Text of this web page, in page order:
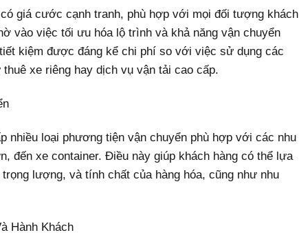
giá cước cạnh tranh, phù hợp với mọi đối tượng khách
vào việc tối ưu hóa lộ trình và khả năng vận chuyển
kiệm được đáng kể chi phí so với việc sử dụng các
xe riêng hay dịch vụ vận tải cao cấp.
nhiều loại phương tiện vận chuyển phù hợp với các nhu
đến xe container. Điều này giúp khách hàng có thể lựa
lượng, và tính chất của hàng hóa, cũng như nhu
Hành Khách